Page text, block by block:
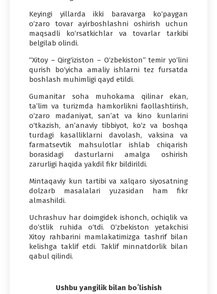
Keyingi yillarda ikki baravarga ko‘paygan
o‘zaro tovar ayirboshlashni oshirish uchun
maqsadli ko‘rsatkichlar va tovarlar tarkibi
belgilab olindi.
“Xitoy – Qirg‘iziston – O‘zbekiston” temir yo‘lini
qurish bo‘yicha amaliy ishlarni tez fursatda
boshlash muhimligi qayd etildi.
Gumanitar soha muhokama qilinar ekan,
ta’lim va turizmda hamkorlikni faollashtirish,
o‘zaro madaniyat, san’at va kino kunlarini
o‘tkazish, an’anaviy tibbiyot, ko‘z va boshqa
turdagi kasalliklarni davolash, vaksina va
farmatsevtik mahsulotlar ishlab chiqarish
borasidagi dasturlarni amalga oshirish
zarurligi haqida yakdil fikr bildirildi.
Mintaqaviy kun tartibi va xalqaro siyosatning
dolzarb masalalari yuzasidan ham fikr
almashildi.
Uchrashuv har doimgidek ishonch, ochiqlik va
do‘stlik ruhida o‘tdi. O‘zbekiston yetakchisi
Xitoy rahbarini mamlakatimizga tashrif bilan
kelishga taklif etdi. Taklif minnatdorlik bilan
qabul qilindi.
Ushbu yangilik bilan boʻlishish